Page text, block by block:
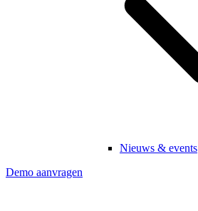
Nieuws & events
Demo aanvragen